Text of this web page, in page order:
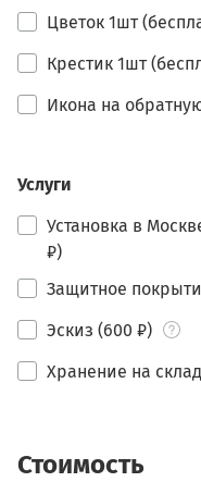
Цветок 1шт
Крестик 1шт
Икона на
Услуги
Установка в
₽)
Защитное
Эскиз (600 ₽)
Хранение на
Стоимость